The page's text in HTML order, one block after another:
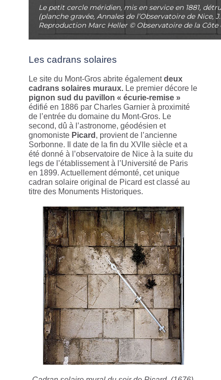
Le petit cercle méridien, mis en service en 1881,
(planche gravée, Annales de l’Observatoire de Nice,
Reproduction Marc Heller © Observatoire de la Côte
Les cadrans solaires
Le site du Mont-Gros abrite égalementdeux
cadrans solaires muraux. Le premier décore le
pignon sud du pavillon « écurie-remise »
édifié en 1886 par Charles Garnier à proximité
de l’entrée du domaine du Mont-Gros. Le
second, dû à l’astronome, géodésien et
gnomoniste Picard , provient de l’ancienne
Sorbonne. Il date de la fin du XVIIe siècle et a
été donné à l’observatoire de Nice à la suite du
legs de l’établissement à l’Université de Paris
en 1899. Actuellement démonté, cet unique
cadran solaire original de Picard est classé au
titre des Monuments Historiques.